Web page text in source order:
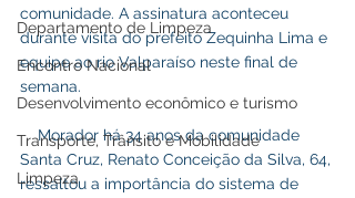
Departamento de Limpeza
Encontro Nacional
Desenvolvimento econômico e turismo
Transporte, Trânsito e Mobilidade
Limpeza
comunidade. A assinatura aconteceu
durante visita do prefeito Zequinha Lima e
equipe ao rio Valparaíso neste final de
semana.
    Morador há 34 anos da comunidade
Santa Cruz, Renato Conceição da Silva, 64,
ressaltou a importância do sistema de